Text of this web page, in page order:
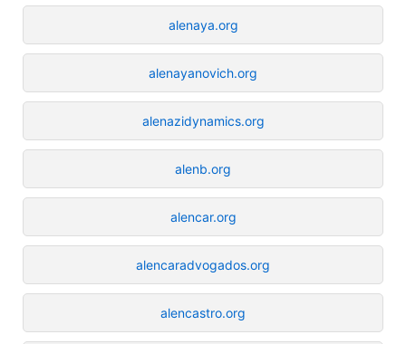
alenaya.org
alenayanovich.org
alenazidynamics.org
alenb.org
alencar.org
alencaradvogados.org
alencastro.org